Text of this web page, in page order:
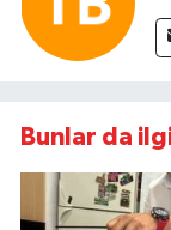
Bunlar da